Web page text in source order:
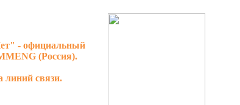
- официальный
(Россия).
линий связи.